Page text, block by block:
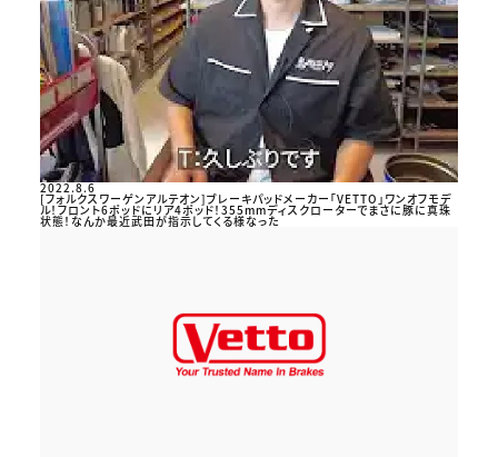
2022.8.6
[フォルクスワーゲンアルテオン]ブレーキパッドメーカー「VETTO」ワンオフモデ
ル！フロント6ポッドにリア4ポッド！355mmディスクローターでまさに豚に真珠
状態！なんか最近武田が指示してくる様なった